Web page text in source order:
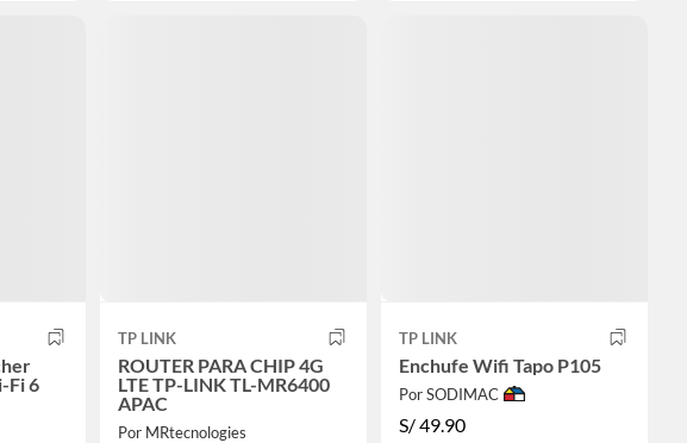
Fi 6
TP LINK
ROUTER PARA CHIP 4G
LTE TP-LINK TL-MR6400
APAC
Por MRtecnologies
TP LINK
Enchufe Wifi Tapo P105
Por SODIMAC
S/49.90